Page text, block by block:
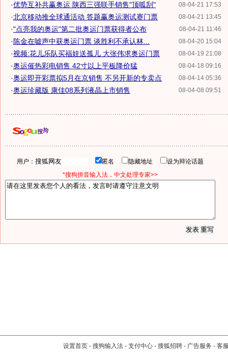
08-04-21 17:53
·优势互补共赢奥运 陕西三强联手销售"顶呱刮"
08-04-21 13:45
·北京移动推全球通活动 答题赢奥运测试赛门票
08-04-21 11:46
·"点亮我的奥运"第二批奥运门票获得者公布
08-04-20 15:04
· 陈金在嘘声中获奥运门票 谈胜利不承认林...
08-04-19 21:08
·视频:花儿乐队买福娃送孤儿 大张伟求奥运门票
08-04-18 09:16
·奥运催热彩电销售 42寸以上平板降价猛
08-04-14 05:36
·奥运即开彩票拟5月在京销售 不另开新的专卖点
08-04-08 09:51
·奥运珍藏版 康佳08系列液晶上市销售
用户： 匿名 隐藏地址
设为辩论话题
*搜狗拼音输入法，中文处理专家>>
设置首页 - 搜狗输入法 - 支付中心 - 搜狐招聘 - 广告服务 - 客